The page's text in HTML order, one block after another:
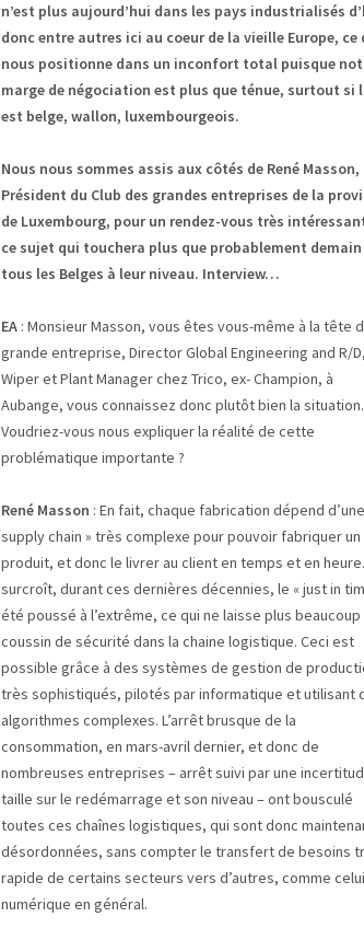
n’est plus aujourd’hui dans les pays industrialisés
donc entre autres ici au coeur de la vieille Europe, ce
nous positionne dans un inconfort total puisque
marge de négociation est plus que ténue, surtout si
est belge, wallon, luxembourgeois.
Nous nous sommes assis aux côtés de René Masson,
Président du Club des grandes entreprises de la
de Luxembourg, pour un rendez-vous très
ce sujet qui touchera plus que probablement demain
tous les Belges à leur niveau. Interview…
EA : Monsieur Masson, vous êtes vous-même à la tête
grande entreprise, Director Global Engineering and R/D,
Wiper et Plant Manager chez Trico, ex- Champion, à
Aubange, vous connaissez donc plutôt bien la situation.
Voudriez-vous nous expliquer la réalité de cette
problématique importante ?
René Masson : En fait, chaque fabrication dépend
supply chain » très complexe pour pouvoir fabriquer un
produit, et donc le livrer au client en temps et en
surcroît, durant ces dernières décennies, le « just in
été poussé à l’extrême, ce qui ne laisse plus beaucoup
coussin de sécurité dans la chaine logistique. Ceci est
possible grâce à des systèmes de gestion de
très sophistiqués, pilotés par informatique et utilisant
algorithmes complexes. L’arrêt brusque de la
consommation, en mars-avril dernier, et donc de
nombreuses entreprises – arrêt suivi par une
taille sur le redémarrage et son niveau – ont bousculé
toutes ces chaînes logistiques, qui sont donc
désordonnées, sans compter le transfert de besoins
rapide de certains secteurs vers d’autres, comme
numérique en général.